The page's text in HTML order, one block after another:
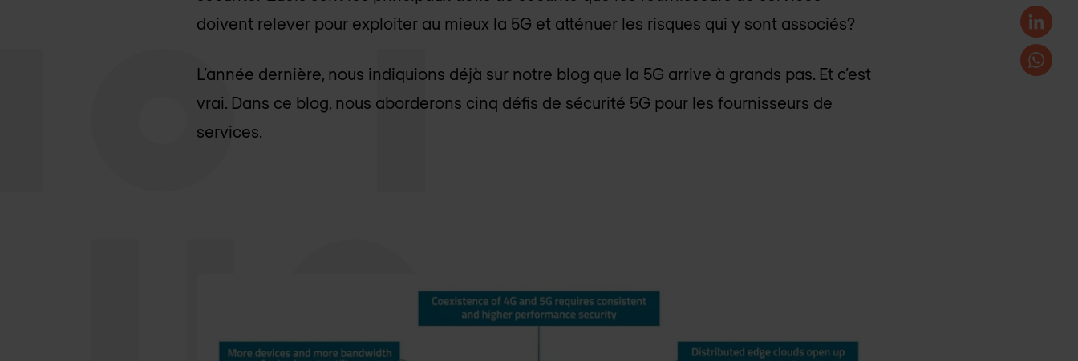
doivent relever pour exploiter au mieux la 5G et atténuer les risques qui y sont associés?
L’année dernière, nous indiquions déjà sur notre blog que la 5G arrive à grands pas. Et c’est
vrai. Dans ce blog, nous aborderons cinq défis de sécurité 5G pour les fournisseurs de
services.